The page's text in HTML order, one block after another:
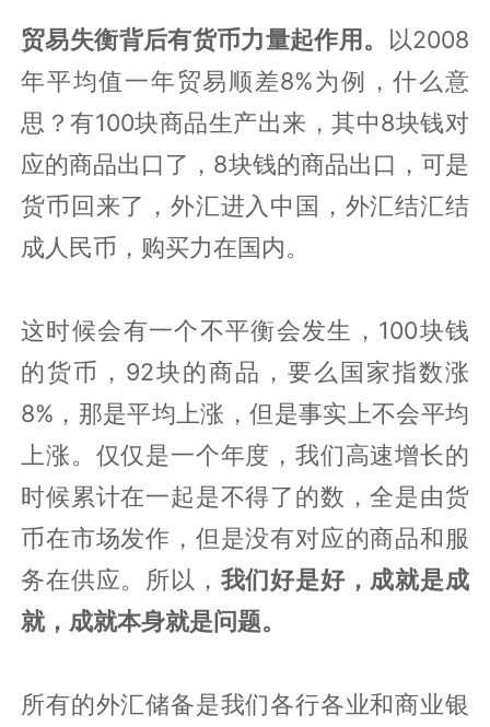
贸易失衡背后有货币力量起作用。 以2008
年平均值一年贸易顺差8%为例，什么意
思？有100块商品生产出来，其中8块钱对
应的商品出口了，8块钱的商品出口，可是
货币回来了，外汇进入中国，外汇结汇结
成人民币，购买力在国内。
这时候会有一个不平衡会发生，100块钱
的货币，92块的商品，要么国家指数涨
8%，那是平均上涨，但是事实上不会平均
上涨。仅仅是一个年度，我们高速增长的
时候累计在一起是不得了的数，全是由货
币在市场发作，但是没有对应的商品和服
务在供应。所以， 我们好是好，成就是成
就，成就本身就是问题。
所有的外汇储备是我们各行各业和商业银